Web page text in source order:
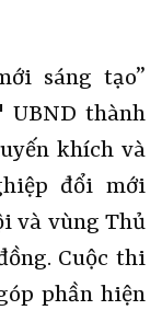
sáng tạo”
UBND thành
khích và
đổi mới
và vùng Thủ
Cuộc thi
phần hiện